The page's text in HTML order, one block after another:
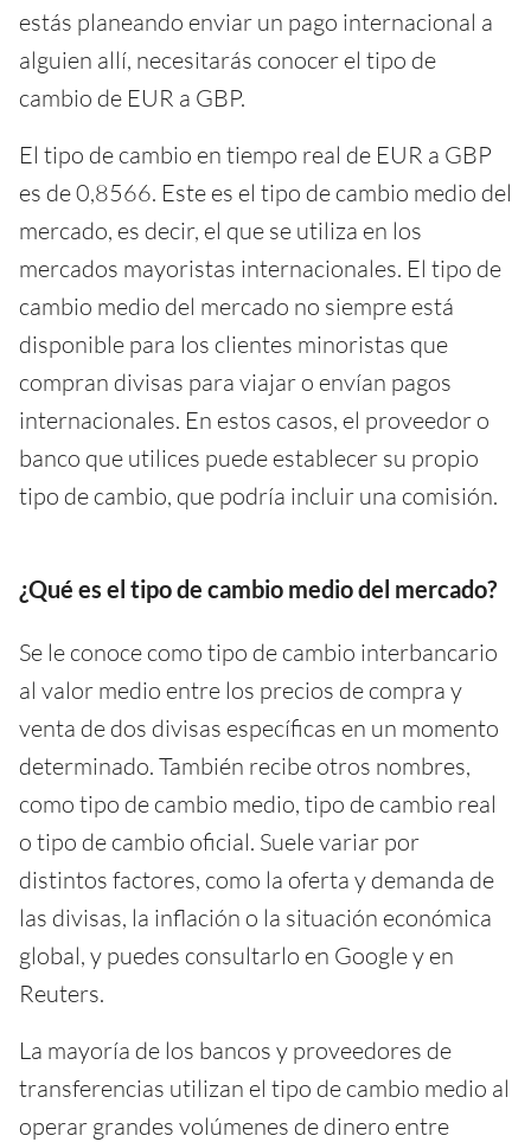
estás planeando enviar un pago internacional a
alguien allí, necesitarás conocer el tipo de
cambio de EUR a GBP.
El tipo de cambio en tiempo real de EUR a GBP
es de 0,8566. Este es el tipo de cambio medio del
mercado, es decir, el que se utiliza en los
mercados mayoristas internacionales. El tipo de
cambio medio del mercado no siempre está
disponible para los clientes minoristas que
compran divisas para viajar o envían pagos
internacionales. En estos casos, el proveedor o
banco que utilices puede establecer su propio
tipo de cambio, que podría incluir una comisión.
¿Qué es el tipo de cambio medio del mercado?
Se le conoce como tipo de cambio interbancario
al valor medio entre los precios de compra y
venta de dos divisas específicas en un momento
determinado. También recibe otros nombres,
como tipo de cambio medio, tipo de cambio real
o tipo de cambio oficial. Suele variar por
distintos factores, como la oferta y demanda de
las divisas, la inflación o la situación económica
global, y puedes consultarlo en Google y en
Reuters.
La mayoría de los bancos y proveedores de
transferencias utilizan el tipo de cambio medio al
operar grandes volúmenes de dinero entre